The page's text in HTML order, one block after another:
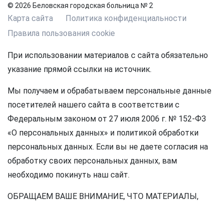
© 2026 Беловская городская больница № 2
Карта сайта
Политика конфиденциальности
Правила пользования cookie
При использовании материалов с сайта обязательно
указание прямой ссылки на источник.
Мы получаем и обрабатываем персональные данные
посетителей нашего сайта в соответствии с
Федеральным законом от 27 июля 2006 г. № 152-ФЗ
«О персональных данных» и политикой обработки
персональных данных. Если вы не даете согласия на
обработку своих персональных данных, вам
необходимо покинуть наш сайт.
ОБРАЩАЕМ ВАШЕ ВНИМАНИЕ, ЧТО МАТЕРИАЛЫ,